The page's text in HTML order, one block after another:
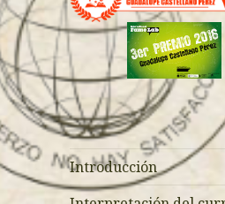
Introducción